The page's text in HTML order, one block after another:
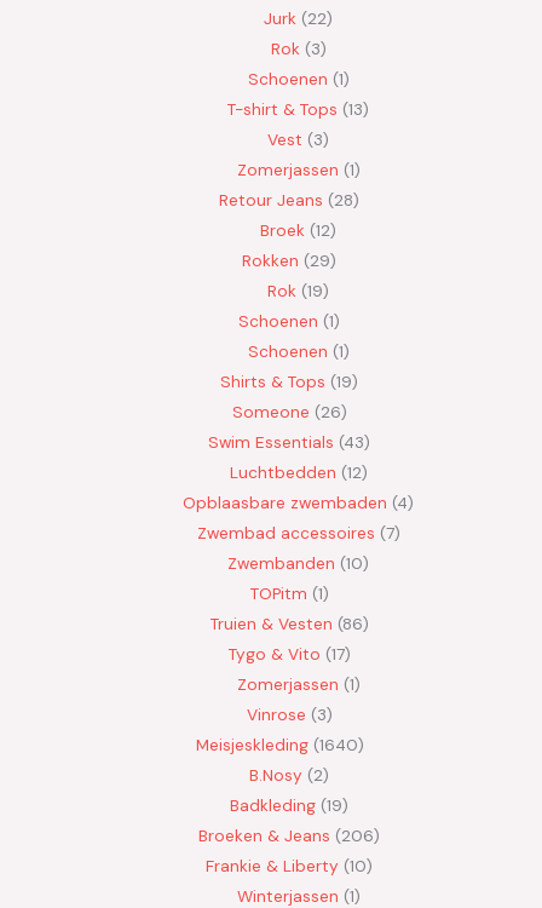
Jurk 22
Rok 3
Schoenen 1
T-shirt & Tops 13
Vest
3
Zomerjassen 1
Retour Jeans
28
Broek 12
Rokken
29
Rok 19
Schoenen 1
Schoenen 1
Shirts & Tops 19
Someone 26
Swim Essentials 43
Luchtbedden 12
Opblaasbare zwembaden 4
Zwembad accessoires 7
Zwembanden 10
TOPitm 1
Truien & Vesten 86
Tygo & Vito 17
Zomerjassen 1
Vinrose 3
Meisjeskleding 1640
B.Nosy
2
Badkleding 19
Broeken & Jeans
206
Frankie & Liberty 10
Winterjassen 1